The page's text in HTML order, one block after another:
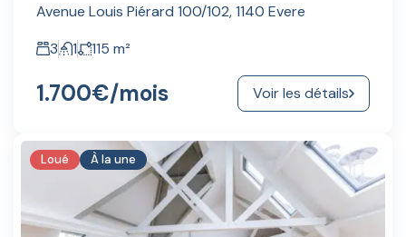
Avenue Louis Piérard 100/102, 1140 Evere
3
1 115 m²
1.700€/mois Voir les détails
Loué À la une